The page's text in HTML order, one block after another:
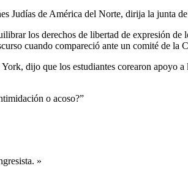
Judías de América del Norte, dirija la junta
los derechos de libertad de expresión
cuando compareció ante un comité de la
dijo que los estudiantes corearon apoyo
o acoso?”
»